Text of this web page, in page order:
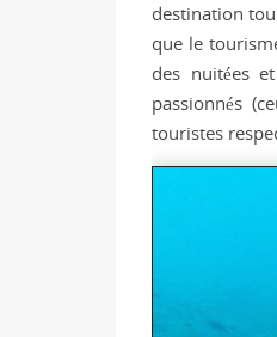
destination
que le
des nuitées
passionnés
touristes